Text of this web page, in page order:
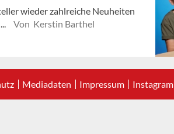
wieder zahlreiche Neuheiten
Von Kerstin Barthel
Mediadaten Impressum Instagram